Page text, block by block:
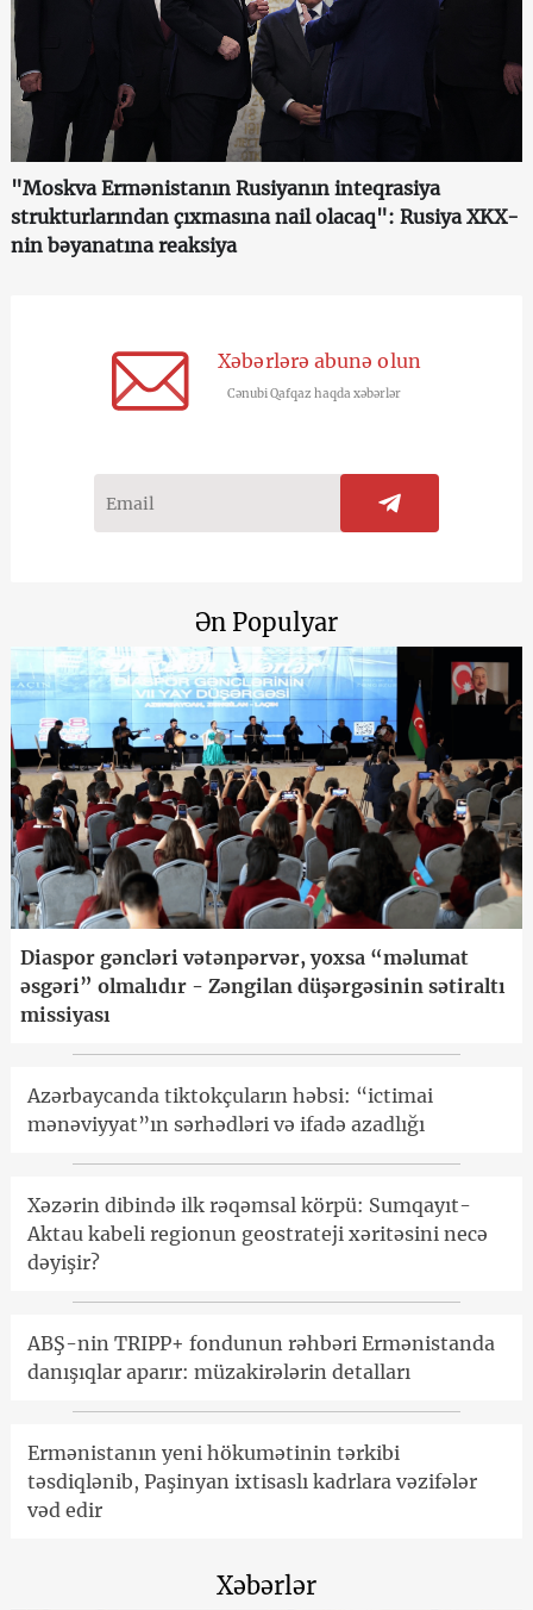
"Moskva Ermənistanın Rusiyanın inteqrasiya
strukturlarından çıxmasına nail olacaq": Rusiya XKX-
nin bəyanatına reaksiya
Xəbərlərə abunə olun
Cənubi Qafqaz haqda xəbərlər
Ən Populyar
Diaspor gəncləri vətənpərvər, yoxsa “məlumat
əsgəri” olmalıdır - Zəngilan düşərgəsinin sətiraltı
missiyası
Azərbaycanda tiktokçuların həbsi: “ictimai
mənəviyyat”ın sərhədləri və ifadə azadlığı
Xəzərin dibində ilk rəqəmsal körpü: Sumqayıt-
Aktau kabeli regionun geostrateji xəritəsini necə
dəyişir?
ABŞ-nin TRIPP+ fondunun rəhbəri Ermənistanda
danışıqlar aparır: müzakirələrin detalları
Ermənistanın yeni hökumətinin tərkibi
təsdiqlənib, Paşinyan ixtisaslı kadrlara vəzifələr
vəd edir
Xəbərlər